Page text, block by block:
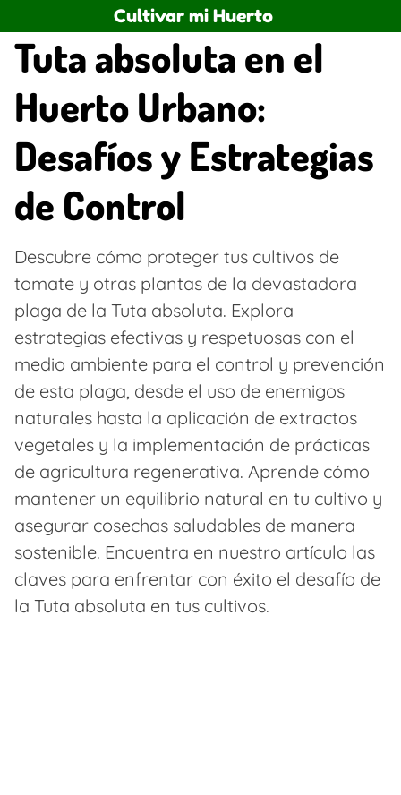
al
contenido
Cultivar mi Huerto
Tuta absoluta en el
Huerto Urbano:
Desafíos y Estrategias
de Control
Descubre cómo proteger tus cultivos de
tomate y otras plantas de la devastadora
plaga de la Tuta absoluta. Explora
estrategias efectivas y respetuosas con el
medio ambiente para el control y prevención
de esta plaga, desde el uso de enemigos
naturales hasta la aplicación de extractos
vegetales y la implementación de prácticas
de agricultura regenerativa. Aprende cómo
mantener un equilibrio natural en tu cultivo y
asegurar cosechas saludables de manera
sostenible. Encuentra en nuestro artículo las
claves para enfrentar con éxito el desafío de
la Tuta absoluta en tus cultivos.